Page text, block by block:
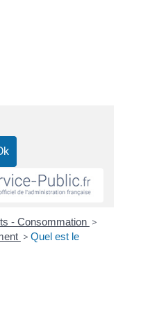
- Consommation >
> Quel est le